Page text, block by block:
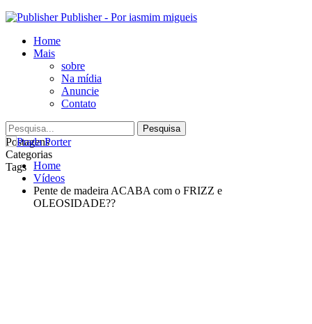
Publisher - Por iasmim migueis
Home
Mais
sobre
Na mídia
Anuncie
Contato
Postagens
Categorias
Tags Home
Vídeos
Pente de madeira ACABA com o FRIZZ e
OLEOSIDADE??